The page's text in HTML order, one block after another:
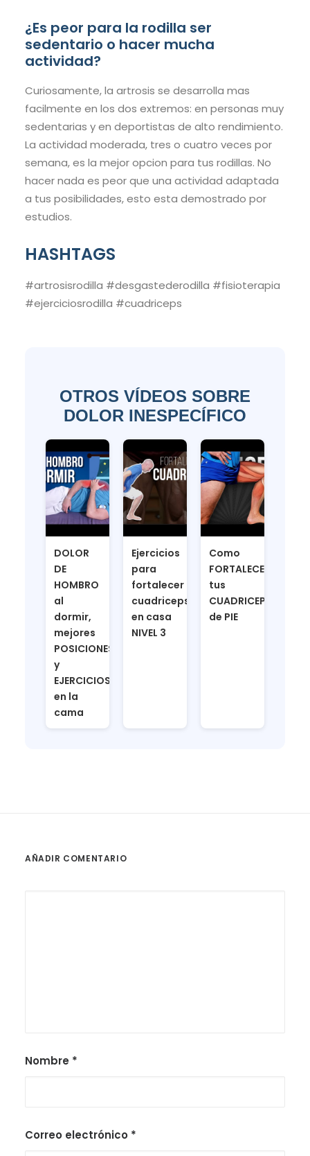
¿Es peor para la rodilla ser
sedentario o hacer mucha
actividad?
Curiosamente, la artrosis se desarrolla mas
facilmente en los dos extremos: en personas muy
sedentarias y en deportistas de alto rendimiento.
La actividad moderada, tres o cuatro veces por
semana, es la mejor opcion para tus rodillas. No
hacer nada es peor que una actividad adaptada
a tus posibilidades, esto esta demostrado por
estudios.
HASHTAGS
#artrosisrodilla #desgastederodilla #fisioterapia
#ejerciciosrodilla #cuadriceps
OTROS VÍDEOS SOBRE
DOLOR INESPECÍFICO
DOLOR
DE
HOMBRO
al
dormir,
mejores
POSICIONES
y
EJERCICIOS
en la
cama
Ejercicios
para
fortalecer
cuadriceps
en casa
NIVEL 3
Como
FORTALECER
tus
CUADRICEPS
de PIE
AÑADIR COMENTARIO
Nombre *
Correo electrónico *